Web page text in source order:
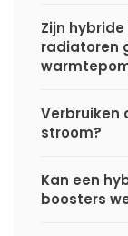
Zijn
radiatoren
Verbruiken
stroom?
Kan een
boosters